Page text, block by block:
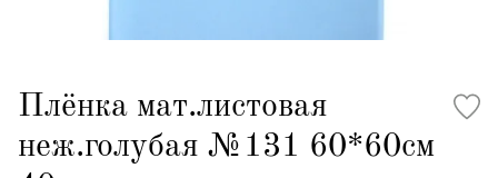
Плёнка мат.листовая
неж.голубая №131 60*60см